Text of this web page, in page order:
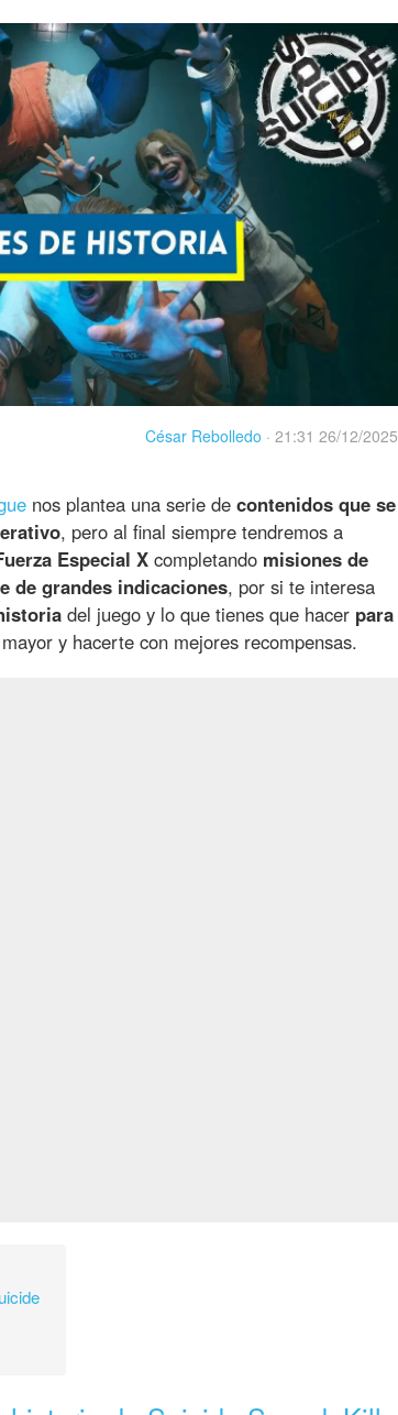
César Rebolledo · 21:31 26/12/2025
nos plantea una serie de contenidos que se
, pero al final siempre tendremos a
Especial X completando misiones de
de grandes indicaciones, por si te interesa
del juego y lo que tienes que hacer para
y hacerte con mejores recompensas.